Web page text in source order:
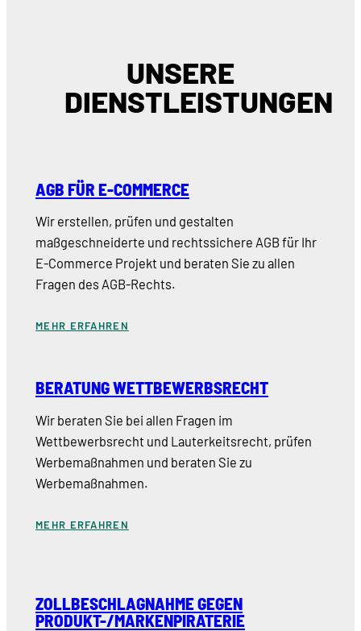
UNSERE
DIENSTLEISTUNGEN
AGB FÜR E-COMMERCE
Wir erstellen, prüfen und gestalten
maßgeschneiderte und rechtssichere AGB für Ihr
E-Commerce Projekt und beraten Sie zu allen
Fragen des AGB-Rechts.
MEHR ERFAHREN
BERATUNG WETTBEWERBSRECHT
Wir beraten Sie bei allen Fragen im
Wettbewerbsrecht und Lauterkeitsrecht, prüfen
Werbemaßnahmen und beraten Sie zu
Werbemaßnahmen.
MEHR ERFAHREN
ZOLLBESCHLAGNAHME GEGEN
PRODUKT-/MARKENPIRATERIE